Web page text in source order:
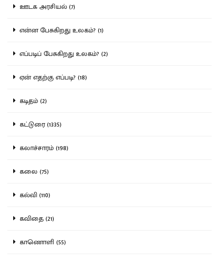
ஊடக அரசியல் (7)
என்ன பேசுகிறது உலகம்? (1)
எப்படிப் பேசுகிறது உலகம்? (2)
ஏன் எதற்கு எப்படி? (18)
கடிதம் (2)
கட்டுரை (1335)
கலாச்சாரம் (198)
கலை (75)
கல்வி (110)
கவிதை (21)
காணொளி (55)